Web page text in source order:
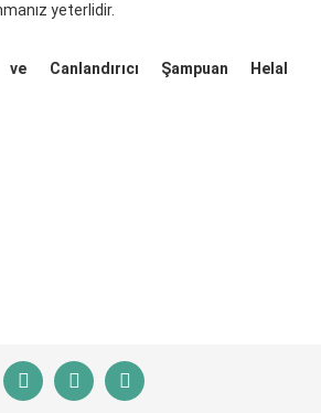
yeterlidir.
Canlandırıcı Şampuan
Helal
Yorum Yaz
için teşekkür ederiz.